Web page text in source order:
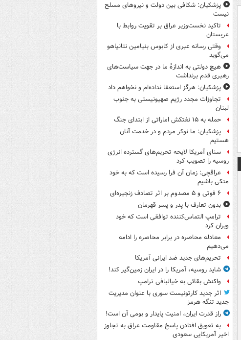
پزشکیان: شکافی بین دولت و نیروهای مسلح
نیست
تاکید نخست‌وزیر عراق بر تقویت روابط با
عربستان
وقتی رسانه عبری از کابوس بنیامین نتانیاهو
می‌گوید
هیچ دولتی به اندازۀ ما در جهت سیاست‌های
رهبری قدم برنداشت
پزشکیان: هرگز استعفا نداده‌ام و نخواهم داد
تجاوزات مجدد رژیم صهیونیستی به جنوب
لبنان
حمله به ۱۵ نفتکش‌ اماراتی از ابتدای جنگ
پزشکیان: ما نوکر مردم و در خدمت آنان
هستیم
سنای آمریکا لایحه تحریم‌های گسترده انرژی
روسیه را تصویب کرد
عراقچی: زمان آن فرا رسیده است که به خود
متکی باشیم
۶ فوتی و ۵ مصدوم بر اثر تصادف زنجیره‌ای
بدون تعارف با پدر و پسر قهرمان
ترامپ التماس‌کننده توافقی است که خود
ویران کرد
معادله محاصره در برابر محاصره را ادامه
می‌دهیم
تحریم‌های جدید ضد ایرانی آمریکا
شاید روسیه، آمریکا را در ایران زمین‌گیر کند!
واکنش بقائی به خیالبافی ترامپ
اثر جدید کارتونیست سوری با عنوان مدیریت
جدید تنگه هرمز
راز قدرت ایران، امنیت پایدار و بومی آن است!
به تعویق افتادن پاسخ مقاومت عراق به تجاوز
اخیر آمریکایی سعودی